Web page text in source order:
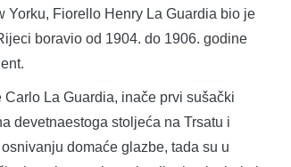
Yorku, Fiorello Henry La Guardia bio je
boravio od 1904. do 1906. godine
La Guardia, inače prvi sušački
devetnaestoga stoljeća na Trsatu i
domaće glazbe, tada su u